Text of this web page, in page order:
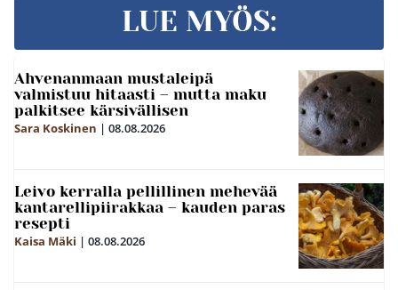
LUE MYÖS:
Ahvenanmaan mustaleipä
valmistuu hitaasti – mutta maku
palkitsee kärsivällisen
Sara Koskinen | 08.08.2026
Leivo kerralla pellillinen mehevää
kantarellipiirakkaa – kauden paras
resepti
Kaisa Mäki | 08.08.2026